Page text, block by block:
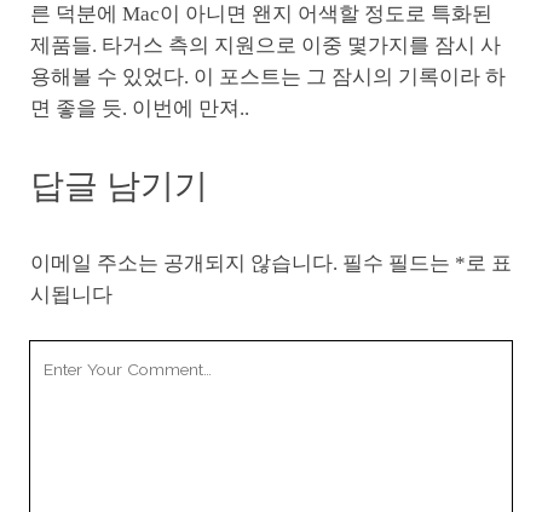
른 덕분에 Mac이 아니면 왠지 어색할 정도로 특화된
제품들. 타거스 측의 지원으로 이중 몇가지를 잠시 사
용해볼 수 있었다. 이 포스트는 그 잠시의 기록이라 하
면 좋을 듯. 이번에 만져..
답글 남기기
이메일 주소는 공개되지 않습니다. 필수 필드는 * 로 표
시됩니다